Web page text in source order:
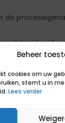
Beheer
cookies om uw
stemt u in
Lees verder
de
de applicatie
wordt
zorgt voor de
de